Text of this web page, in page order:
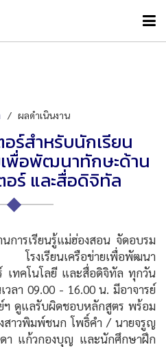
ผลดำเนินงาน
ร์สำหรับนักเรียน
เพื่อพัฒนาทักษะด้าน
อร์ และสื่อดิจิทัล
ยนรู้แม่ฮ่องสอน จัดอบรม
โรงเรียนเครือข่ายเพื่อพัฒนา
เทคโนโลยี และสื่อดิจิทัล ทุกวัน
ลา 09.00 - 16.00 น. มีอาจารย์
ดูแลรับผิดชอบหลักสูตร พร้อม
สาวพิมพ์ชนก โพธิ์คำ / นายจรูญ
า แก้วกองบุญ และนักศึกษาฝึก